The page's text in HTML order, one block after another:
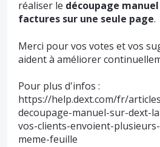
réaliser le découpage
factures sur une seule page.
Merci pour vos votes et vos
aident à améliorer
Pour plus d'infos :
https://help.dext.com/fr/
decoupage-manuel-sur-dext-
vos-clients-envoient-
meme-feuille